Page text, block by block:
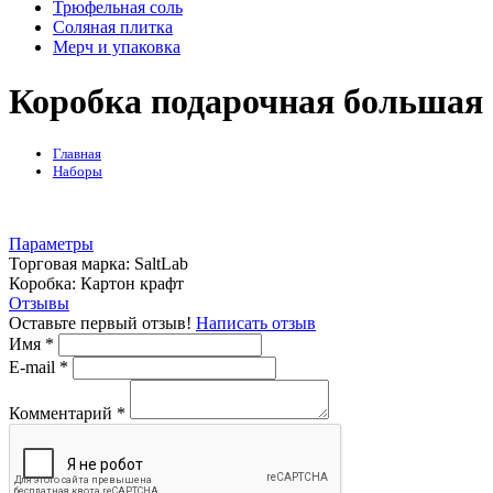
Трюфельная соль
Соляная плитка
Мерч и упаковка
Коробка подарочная большая
Главная
Наборы
Параметры
Торговая марка: SaltLab
Коробка: Картон крафт
Отзывы
Оставьте первый отзыв! Написать отзыв
Имя *
E-mail *
Комментарий *